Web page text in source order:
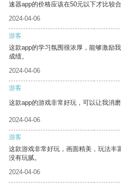
速器app的价格应该在50元以下才比较合
2024-04-06
游客
这款app的学习氛围很浓厚，能够激励
成绩。
2024-04-06
游客
这款app的游戏非常好玩，可以让我消磨
2024-04-06
游客
这款游戏非常好玩，画面精美，玩法丰
没有玩腻。
2024-04-06